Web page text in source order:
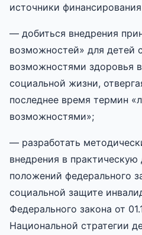
источники
— добиться внедрения
возможностей» для детей
возможностями здоровья
социальной жизни,
последнее время термин
возможностями»;
— разработать
внедрения в практическую
положений федерального
социальной защите
Федерального закона от
Национальной стратегии